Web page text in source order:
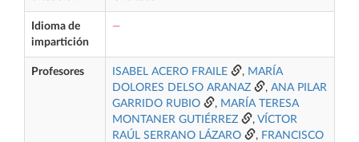
Idioma de
impartición
—
Profesores ISABEL ACERO FRAILE , MARÍA
DOLORES DELSO ARANAZ
, ANA PILAR
GARRIDO RUBIO
, MARÍA TERESA
MONTANER GUTIÉRREZ
, VÍCTOR
RAÚL SERRANO LÁZARO
, FRANCISCO